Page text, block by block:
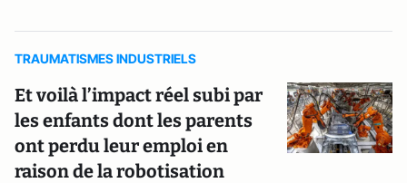
TRAUMATISMES INDUSTRIELS
Et voilà l’impact réel subi par
les enfants dont les parents
ont perdu leur emploi en
raison de la robotisation